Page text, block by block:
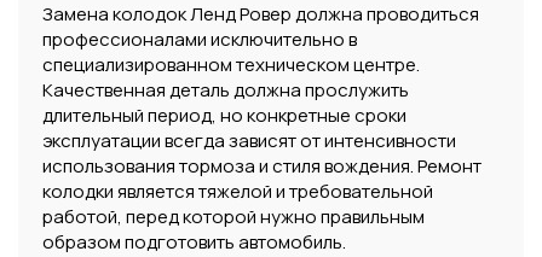
Замена колодок Ленд Ровер должна проводиться
профессионалами исключительно в
специализированном техническом центре.
Качественная деталь должна прослужить
длительный период, но конкретные сроки
эксплуатации всегда зависят от интенсивности
использования тормоза и стиля вождения. Ремонт
колодки является тяжелой и требовательной
работой, перед которой нужно правильным
образом подготовить автомобиль.